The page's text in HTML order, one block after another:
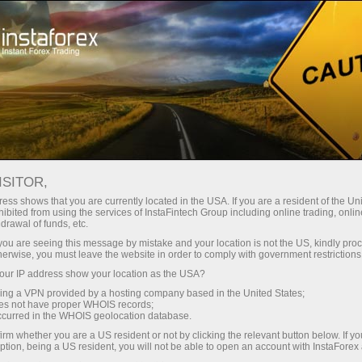
da conta Plataforma de negociação
Iniciantes Para Investidores Para Parceiros
Miss Insta Asia de 2015
negociação
beleza online Miss Insta Asia 2015 aconteceu como
incluindo a Rússia, Cazaquistão, Bielorrússia,
competidoras tiveram que preencher um formulário no
shows that you are currently located in the USA. If you are a resident of the
from using the services of InstaFintech Group including online trading,
of funds, etc.
are seeing this message by mistake and your location is not the US, kindly
you must leave the website in order to comply with government
IP address show your location as the USA?
a VPN provided by a hosting company based in the United States;
not have proper WHOIS records;
in the WHOIS geolocation database.
whether you are a US resident or not by clicking the relevant button below. If
being a US resident, you will not be able to open an account with InstaForex